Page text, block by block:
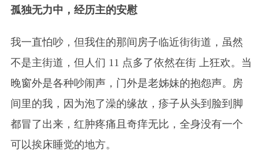
孤独无力中，经历主的安慰
我一直怕吵，但我住的那间房子临近街街道，虽然
不是主街道，但人们 11 点多了依然在街 上狂欢。当
晚窗外是各种吵闹声，门外是老姊妹的抱怨声。房
间里的我，因为泡了澡的缘故，疹子从头到脸到脚
都冒了出来，红肿疼痛且奇痒无比，全身没有一个
可以挨床睡觉的地方。